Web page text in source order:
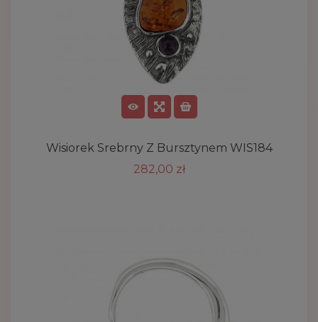
Wisiorek Srebrny Z Bursztynem WIS184
282,00 zł